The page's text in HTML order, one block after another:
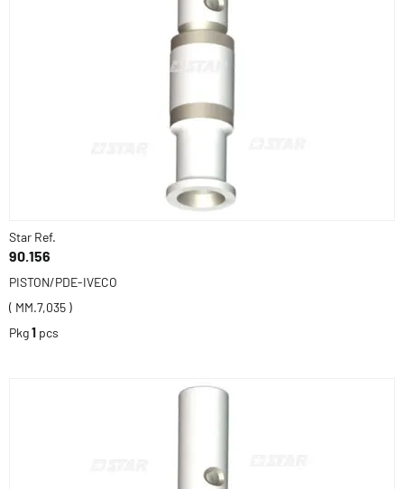
Star Ref.
90.156
PISTON/PDE-IVECO
( MM.7,035 )
Pkg1 pcs